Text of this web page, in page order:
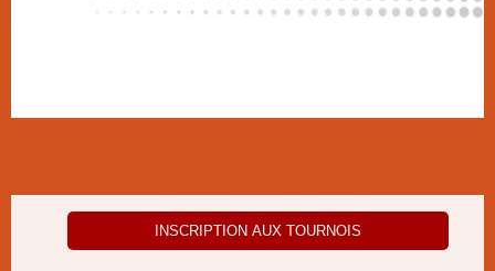
INSCRIPTION AUX TOURNOIS